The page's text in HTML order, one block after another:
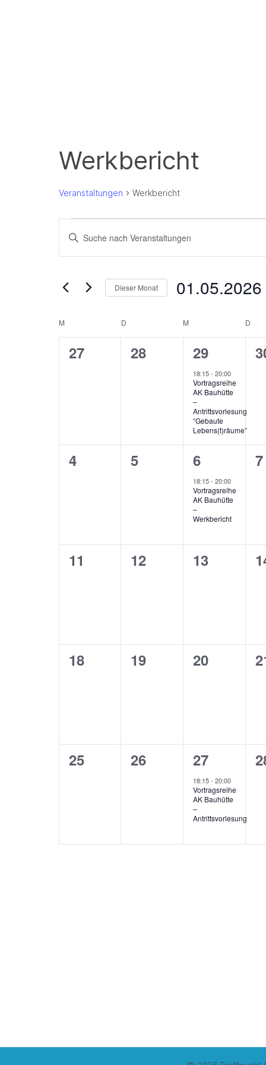
Werkbericht
Veranstaltungen Werkbericht
Suche
und
Navigation
Bitte
nach
Schlüsselwort.
Dieser Monat 01.05.2026
wählen.
Kalender
von
Veranstaltungen
M D M D
0
27
0
Veranstaltungen,
28
1
29
18:15- 20:00
Vortragsreihe
AK Bauhütte
–
Antrittsvorlesung
“Gebaute
Lebens(t)räume”
0
0
4
0
Veranstaltungen,
5
1
6
18:15- 20:00
Vortragsreihe
AK Bauhütte
–
Werkbericht
0
7
0
11
0
12
0
13
0
0
18
0
19
0
20
0
0
25
0
Veranstaltungen,
26
1
27
18:15- 20:00
Vortragsreihe
AK Bauhütte
–
Antrittsvorlesung
0